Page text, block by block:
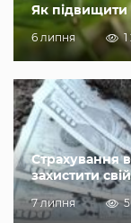
Як підвищити
6 липня 1
Страхування
захистити
7 липня